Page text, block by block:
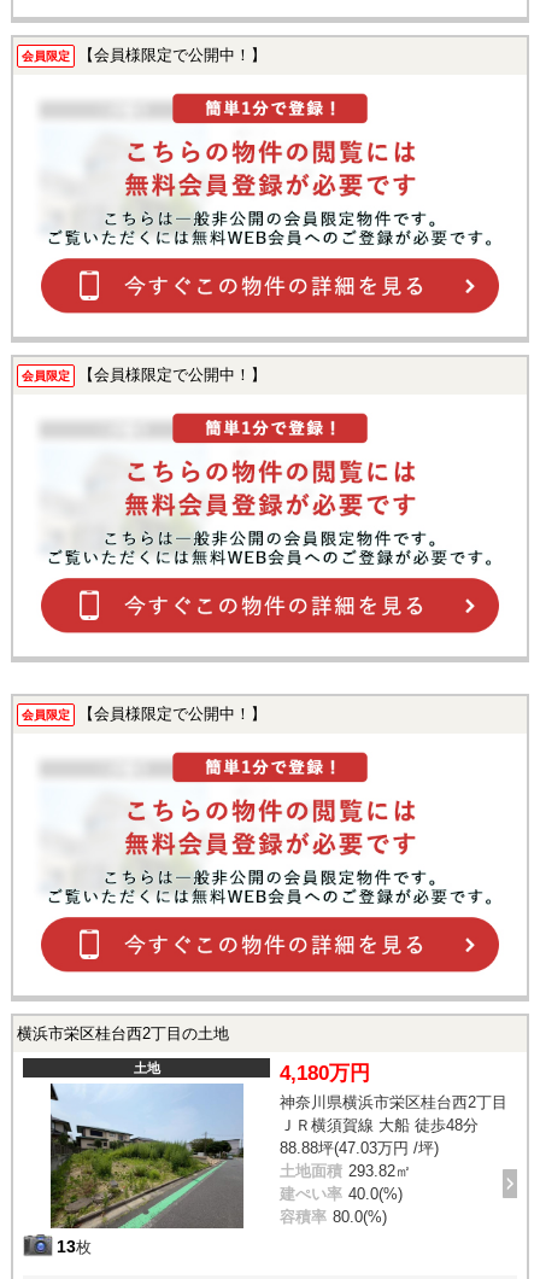
会員限定 【会員様限定で公開中！】
会員限定 【会員様限定で公開中！】
会員限定 【会員様限定で公開中！】
横浜市栄区桂台西2丁目の土地
土地
13枚
4,180万円
神奈川県横浜市栄区桂台西2丁目
ＪＲ横須賀線 大船 徒歩48分
88.88坪(47.03万円 /坪)
土地面積 293.82㎡
建ぺい率 40.0(%)
容積率 80.0(%)